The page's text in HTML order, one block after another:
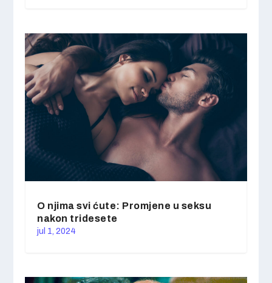
O njima svi ćute: Promjene u seksu
nakon tridesete
jul 1, 2024